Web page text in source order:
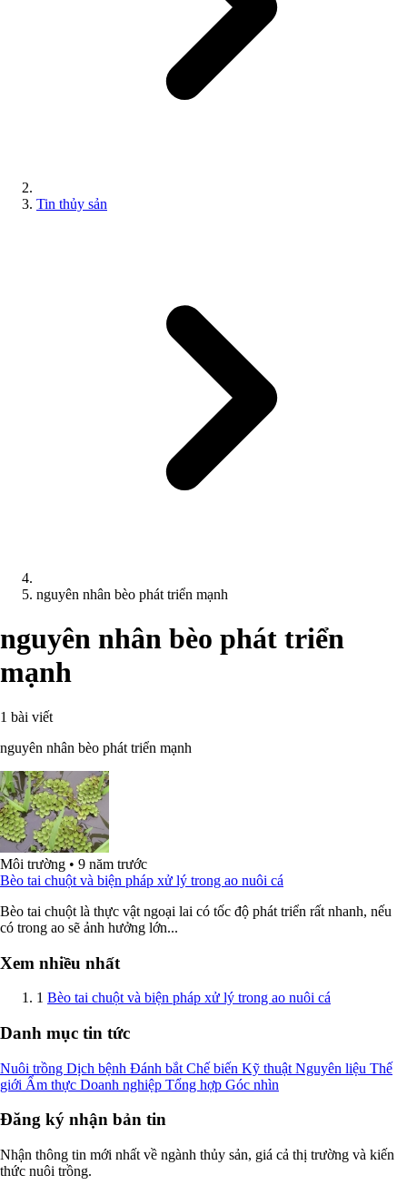
Tin thủy sản
nguyên nhân bèo phát triển mạnh
nguyên nhân bèo phát triển
mạnh
1 bài viết
nguyên nhân bèo phát triển mạnh
Môi trường • 9 năm trước
Bèo tai chuột và biện pháp xử lý trong ao nuôi cá
Bèo tai chuột là thực vật ngoại lai có tốc độ phát triển rất nhanh, nếu
có trong ao sẽ ảnh hưởng lớn...
Xem nhiều nhất
1 Bèo tai chuột và biện pháp xử lý trong ao nuôi cá
Danh mục tin tức
Nuôi trồng Dịch bệnh Đánh bắt Chế biến Kỹ thuật Nguyên liệu Thế
giới Ẩm thực Doanh nghiệp Tổng hợp Góc nhìn
Đăng ký nhận bản tin
Nhận thông tin mới nhất về ngành thủy sản, giá cả thị trường và kiến
thức nuôi trồng.